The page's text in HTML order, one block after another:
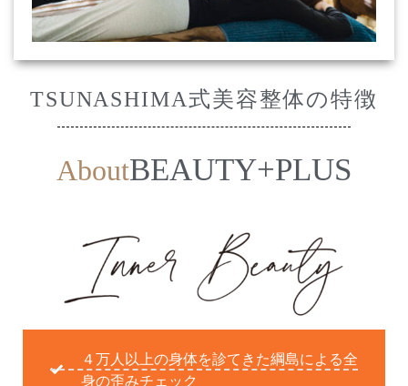
TSUNASHIMA式美容整体の特徴
AboutBEAUTY+PLUS
４万人以上の身体を診てきた綱島による全
身の歪みチェック